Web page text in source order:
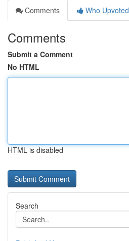
Comments
Who Upvoted
Comments
Submit a Comment
No HTML
HTML is disabled
Search